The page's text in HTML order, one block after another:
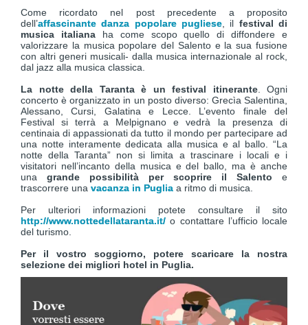
Come ricordato nel post precedente a proposito
dell’affascinante danza popolare pugliese , il festival di
musica italianaha come scopo quello di diffondere e
valorizzare la musica popolare del Salento e la sua fusione
con altri generi musicali- dalla musica internazionale al rock,
dal jazz alla musica classica.
La notte della Taranta è un festival itinerante. Ogni
concerto è organizzato in un posto diverso: Grecìa Salentina,
Alessano, Cursi, Galatina e Lecce. L’evento finale del
Festival si terrà a Melpignano e vedrà la presenza di
centinaia di appassionati da tutto il mondo per partecipare ad
una notte interamente dedicata alla musica e al ballo. “La
notte della Taranta” non si limita a trascinare i locali e i
visitatori nell’incanto della musica e del ballo, ma è anche
una grande possibilità per scoprire il Salento e
trascorrere una vacanza in Puglia a ritmo di musica.
Per ulteriori informazioni potete consultare il sito
http://www.nottedellataranta.it/ o contattare l’ufficio locale
del turismo.
Per il vostro soggiorno, potere scaricare la nostra
selezione dei migliori hotel in Puglia.